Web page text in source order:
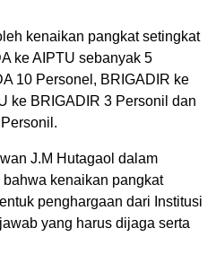
kenaikan pangkat setingkat
ke AIPTU sebanyak 5
10 Personel, BRIGADIR ke
ke BRIGADIR 3 Personil dan
J.M Hutagaol dalam
kenaikan pangkat
penghargaan dari Institusi
yang harus dijaga serta